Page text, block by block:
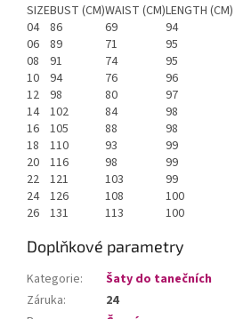
SIZEBUST (CM)WAIST (CM)LENGTH (CM)
04 86 69
94
06 89 71
95
08
91 74
95
10 94 76
96
12 98 80
97
14 102 84
98
16 105 88
98
18
110 93
99
20 116 98
99
22 121 103
99
24 126 108
100
26 131 113 100
Doplňkové parametry
Kategorie:
Šaty do tanečních
Záruka:
24